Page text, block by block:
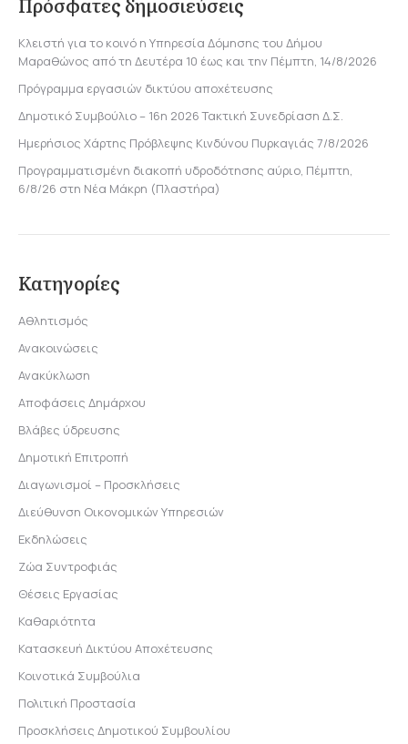
Κλειστή για το κοινό η Υπηρεσία Δόμησης του Δήμου
Μαραθώνος από τη Δευτέρα 10 έως και την Πέμπτη, 14/8/2026
Πρόγραμμα εργασιών δικτύου αποχέτευσης
Δημοτικό Συμβούλιο – 16η 2026 Τακτική Συνεδρίαση Δ.Σ.
Ημερήσιος Χάρτης Πρόβλεψης Κινδύνου Πυρκαγιάς 7/8/2026
Προγραμματισμένη διακοπή υδροδότησης αύριο, Πέμπτη,
6/8/26 στη Νέα Μάκρη (Πλαστήρα)
Κατηγορίες
Αθλητισμός
Ανακοινώσεις
Ανακύκλωση
Αποφάσεις Δημάρχου
Βλάβες ύδρευσης
Δημοτική Επιτροπή
Διαγωνισμοί – Προσκλήσεις
Διεύθυνση Οικονομικών Υπηρεσιών
Εκδηλώσεις
Ζώα Συντροφιάς
Θέσεις Εργασίας
Καθαριότητα
Κατασκευή Δικτύου Αποχέτευσης
Κοινοτικά Συμβούλια
Πολιτική Προστασία
Προσκλήσεις Δημοτικού Συμβουλίου